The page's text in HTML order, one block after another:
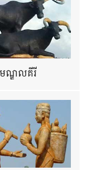
មណ្ឌលគីរី